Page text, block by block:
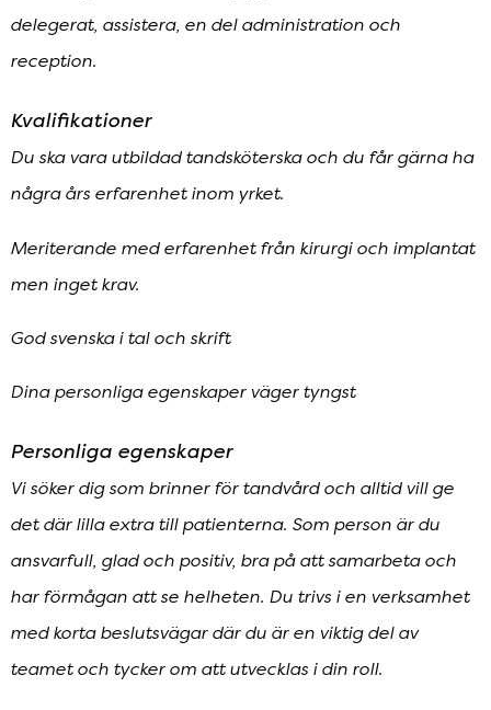
delegerat, assistera, en del administration och
reception.
Kvalifikationer
Du ska vara utbildad tandsköterska och du får gärna ha
några års erfarenhet inom yrket.
Meriterande med erfarenhet från kirurgi och implantat
men inget krav.
God svenska i tal och skrift
Dina personliga egenskaper väger tyngst
Personliga egenskaper
Vi söker dig som brinner för tandvård och alltid vill ge
det där lilla extra till patienterna. Som person är du
ansvarfull, glad och positiv, bra på att samarbeta och
har förmågan att se helheten. Du trivs i en verksamhet
med korta beslutsvägar där du är en viktig del av
teamet och tycker om att utvecklas i din roll.